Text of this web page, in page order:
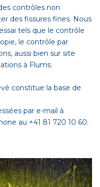
contrôles non
des fissures fines. Nous
tels que le contrôle
le contrôle par
aussi bien sur site
à Flums.
constitue la base de
par e-mail à
au +41 81 720 10 60.